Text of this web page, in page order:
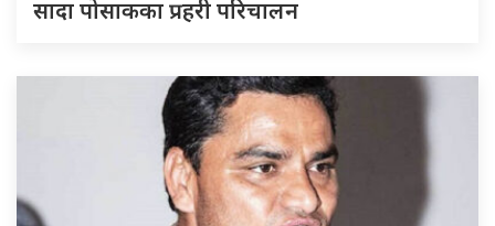
सादा पोसाकका प्रहरी परिचालन